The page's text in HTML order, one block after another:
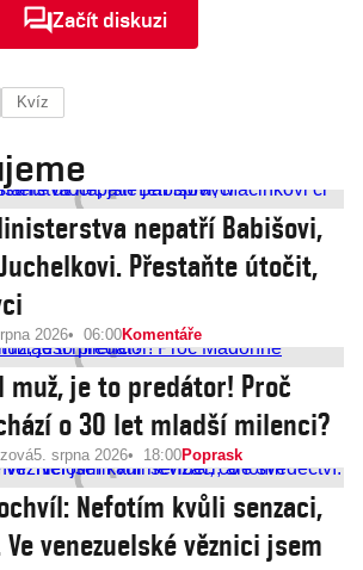
Začít diskuzi
Kvíz
nepatří Babišovi,
Přestaňte útočit,
2026 06:00Komentáře
muž, je to predátor! Proč
o 30 let mladší milenci?
5. srpna 2026 18:00Poprask
Nefotím kvůli senzaci,
venezuelské věznici jsem